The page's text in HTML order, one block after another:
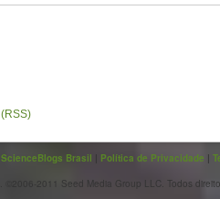
Brasil Política de Privacidade |
©2006-2011 Seed Media Group LLC. Todos